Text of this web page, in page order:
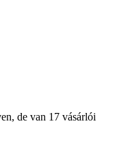
de van 17 vásárlói